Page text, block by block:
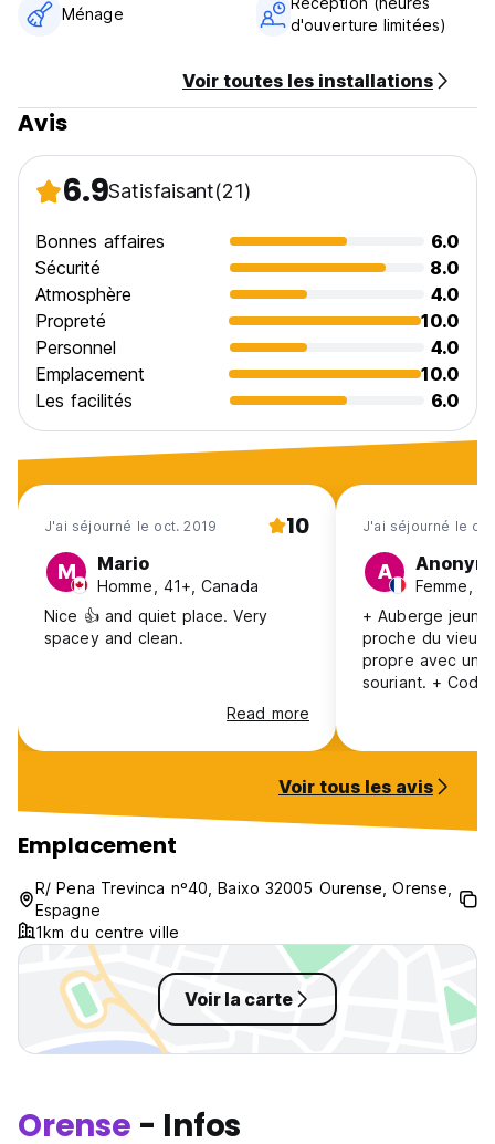
Petit déjeuner inclus.
Pas de couvre-feu.
Ménage
d'ouverture limitées)
Voir toutes les installations
Avis
6.9Satisfaisant(21)
Bonnes affaires
6.0
Sécurité
8.0
Atmosphère
4.0
Propreté
10.0
Personnel
4.0
Emplacement
10.0
Les facilités
6.0
J'ai séjourné le oct. 2019 10
M Mario
Homme, 41+, Canada
Nice 👍 and quiet place. Very
spacey and clean.
Read more
J'ai séjourné le
A
Femme,
+ Auberge
proche du vieux
propre avec un
souriant. + Code accès entrée
attribuée - Le coin douche
mettant rideaux ou
dortoirs par la
dormir la nuit et/
reviendrai dans
Voir tous les avis
Emplacement
R/ Pena Trevinca nº40, Baixo 32005 Ourense, Orense,
Espagne
1km du centre ville
Voir la carte
Orense - Infos